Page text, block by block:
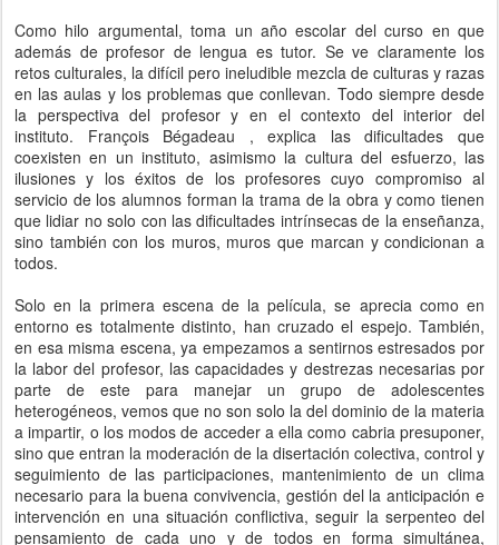
Como hilo argumental, toma un año escolar del curso en que
además de profesor de lengua es tutor. Se ve claramente los
retos culturales, la difícil pero ineludible mezcla de culturas y razas
en las aulas y los problemas que conllevan. Todo siempre desde
la perspectiva del profesor y en el contexto del interior del
instituto. François Bégadeau , explica las dificultades que
coexisten en un instituto, asimismo la cultura del esfuerzo, las
ilusiones y los éxitos de los profesores cuyo compromiso al
servicio de los alumnos forman la trama de la obra y como tienen
que lidiar no solo con las dificultades intrínsecas de la enseñanza,
sino también con los muros, muros que marcan y condicionan a
todos.
Solo en la primera escena de la película, se aprecia como en
entorno es totalmente distinto, han cruzado el espejo. También,
en esa misma escena, ya empezamos a sentirnos estresados por
la labor del profesor, las capacidades y destrezas necesarias por
parte de este para manejar un grupo de adolescentes
heterogéneos, vemos que no son solo la del dominio de la materia
a impartir, o los modos de acceder a ella como cabria presuponer,
sino que entran la moderación de la disertación colectiva, control y
seguimiento de las participaciones, mantenimiento de un clima
necesario para la buena convivencia, gestión del la anticipación e
intervención en una situación conflictiva, seguir la serpenteo del
pensamiento de cada uno y de todos en forma simultánea,